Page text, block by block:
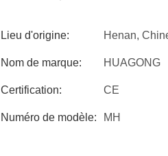
Lieu d'origine: Henan,
Nom de marque: HUAGONG
Certification: CE
Numéro de modèle: MH